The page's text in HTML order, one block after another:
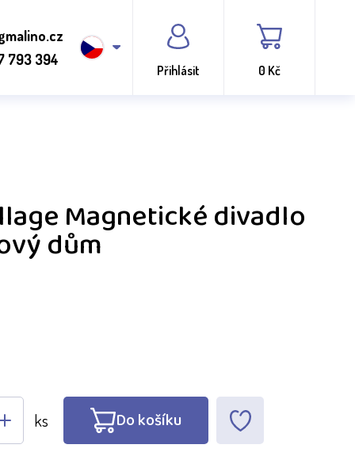
793 394
Přihlásit 0 Kč
Magnetické divadlo
dům
ks Do košíku